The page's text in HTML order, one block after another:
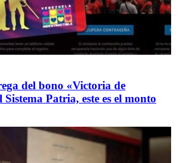
del bono «Victoria de
Patria, este es el monto